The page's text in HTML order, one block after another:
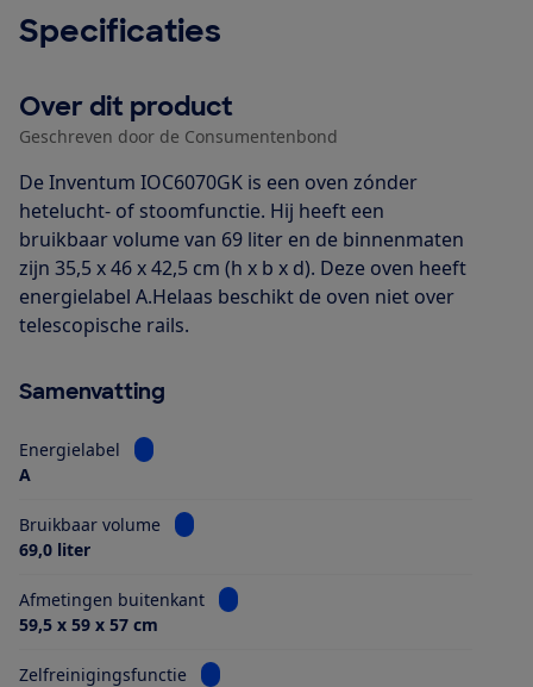
Specificaties
Over dit product
Geschreven door de Consumentenbond
De Inventum IOC6070GK is een oven zónder
hetelucht- of stoomfunctie. Hij heeft een
bruikbaar volume van 69 liter en de binnenmaten
zijn 35,5 x 46 x 42,5 cm (h x b x d). Deze oven heeft
energielabel A.Helaas beschikt de oven niet over
telescopische rails.
Samenvatting
Energielabel
Bekijk informatie voor Energielabel
A
Bruikbaar volume
Bekijk informatie voor Bruikbaar volume
69,0 liter
Afmetingen buitenkant
Bekijk informatie voor Afmetingen
59,5 x 59 x 57 cm
Zelfreinigingsfunctie Bekijk informatie voor